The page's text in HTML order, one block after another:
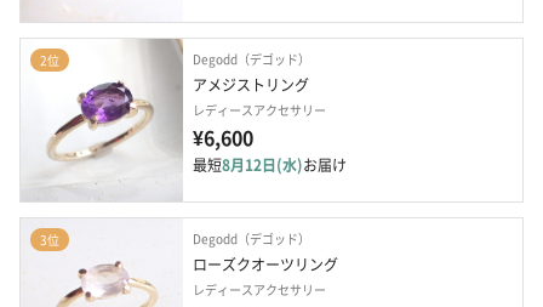
2位 Degodd（デゴッド）
アメジストリング
レディースアクセサリー
¥6,600
最短8月12日(水)お届け
3位 Degodd（デゴッド）
ローズクオーツリング
レディースアクセサリー